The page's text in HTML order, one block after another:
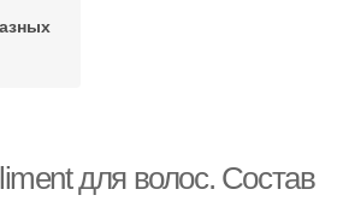
для волос. Состав